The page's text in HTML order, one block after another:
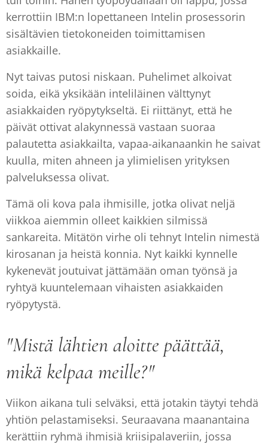
kerrottiin IBM:n lopettaneen Intelin prosessorin
sisältävien tietokoneiden toimittamisen
asiakkaille.
Nyt taivas putosi niskaan. Puhelimet alkoivat
soida, eikä yksikään inteliläinen välttynyt
asiakkaiden ryöpytykseltä. Ei riittänyt, että he
päivät ottivat alakynnessä vastaan suoraa
palautetta asiakkailta, vapaa-aikanaankin he saivat
kuulla, miten ahneen ja ylimielisen yrityksen
palveluksessa olivat.
Tämä oli kova pala ihmisille, jotka olivat neljä
viikkoa aiemmin olleet kaikkien silmissä
sankareita. Mitätön virhe oli tehnyt Intelin nimestä
kirosanan ja heistä konnia. Nyt kaikki kynnelle
kykenevät joutuivat jättämään oman työnsä ja
ryhtyä kuuntelemaan vihaisten asiakkaiden
ryöpytystä.
"Mistä lähtien aloitte päättää,
mikä kelpaa meille?"
Viikon aikana tuli selväksi, että jotakin täytyi tehdä
yhtiön pelastamiseksi. Seuraavana maanantaina
kerättiin ryhmä ihmisiä kriisipalaveriin, jossa